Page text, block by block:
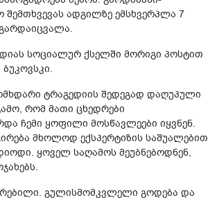
ადგილზე ემსხვერპლა 7
სოციალურ ქსელში მორიგი პოსტით
ტრაგედიის შედეგად დაღუპული
რომ მათი ცხედრები
ჩემი ყოფილი მოსწავლეები იყვნენ.
მხოლოდ ექსპერტიზის საშუალებით
ყოველ საღამოს მეუბნებოდნენ,
გულისმომკვლელი გოდება და